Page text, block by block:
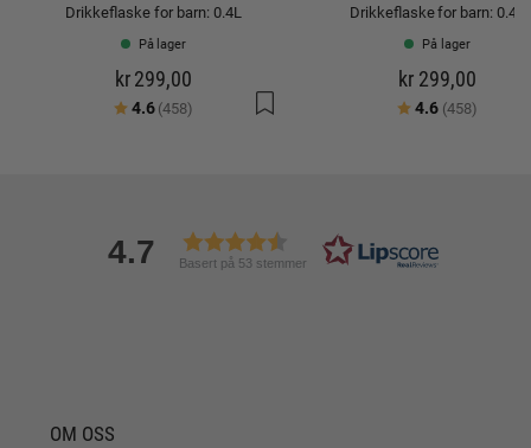
Drikkeflaske for barn: 0.4L
På lager
kr 299,00
Karakter:
4.6(458) av 5 mulige
Drikkeflaske for barn: 0.4L
På lager
kr 299,00
Karakter:
4.6(458)
4.7 Basert på 53 stemmer
OM OSS